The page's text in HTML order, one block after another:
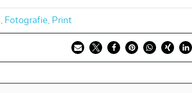
Fotografie Print